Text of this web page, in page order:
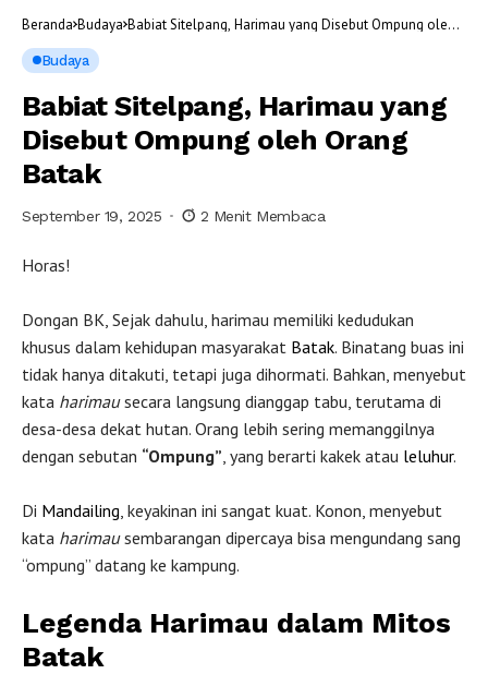
Beranda Budaya Babiat Sitelpang, Harimau yang Disebut Ompung oleh
Budaya
Babiat Sitelpang, Harimau yang
Disebut Ompung oleh Orang
Batak
September 19, 2025 2 Menit Membaca
Horas!
Dongan BK, Sejak dahulu, harimau memiliki kedudukan
khusus dalam kehidupan masyarakat Batak. Binatang buas ini
tidak hanya ditakuti, tetapi juga dihormati. Bahkan, menyebut
kata harimausecara langsung dianggap tabu, terutama di
desa-desa dekat hutan. Orang lebih sering memanggilnya
dengan sebutan “Ompung” , yang berarti kakek atau leluhur.
Di Mandailing , keyakinan ini sangat kuat. Konon, menyebut
kata harimausembarangan dipercaya bisa mengundang sang
“ompung” datang ke kampung.
Legenda Harimau dalam Mitos
Batak